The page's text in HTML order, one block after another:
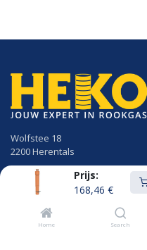
Prijs:
168,46 €
Home Search
Wolfstee 18
2200 Herentals
014/23.50.41
info@hekon.be
BTW BE 0456.631.656